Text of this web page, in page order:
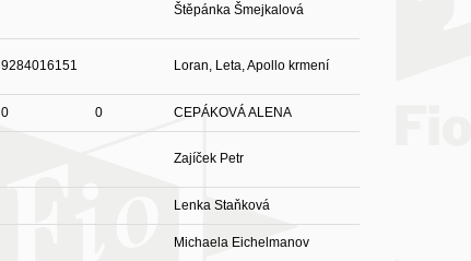
Štěpánka Šmejkalová
9284016151 Loran, Leta, Apollo krmení
0 0 CEPÁKOVÁ ALENA
Zajíček Petr
Lenka Staňková
Michaela Eichelmanov